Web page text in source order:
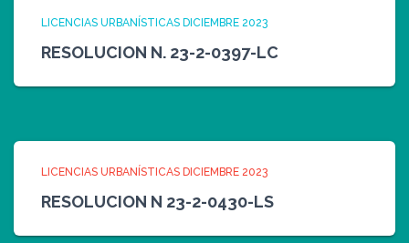
LICENCIAS URBANÍSTICAS DICIEMBRE 2023
RESOLUCION N. 23-2-0397-LC
LICENCIAS URBANÍSTICAS DICIEMBRE 2023
RESOLUCION N 23-2-0430-LS